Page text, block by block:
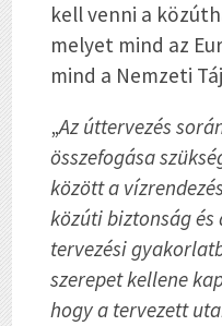
kell venni a
melyet mind az
mind a Nemzeti
„Az úttervezés
összefogása
között a
közúti biztonság és
tervezési
szerepet kellene
hogy a tervezett